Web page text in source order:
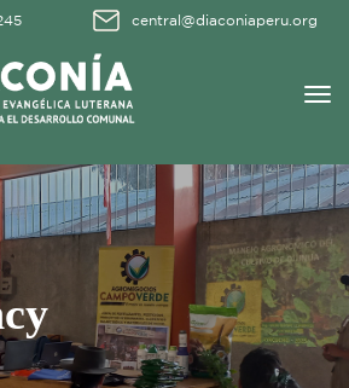
central@diaconiaperu.org